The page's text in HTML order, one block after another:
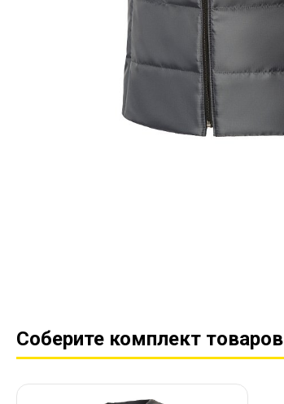
Соберите комплект товаров